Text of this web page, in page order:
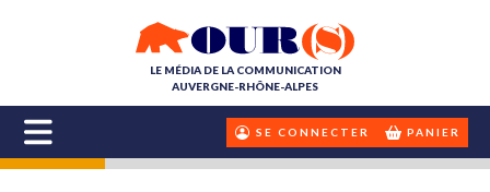
LE MÉDIA DE LA COMMUNICATION
AUVERGNE-RHÔNE-ALPES
SE CONNECTER PANIER